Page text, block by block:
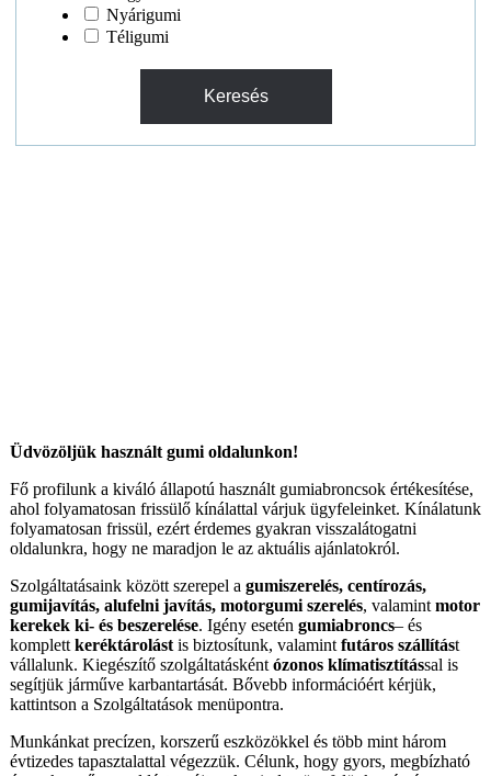
Nyárigumi
Téligumi
Üdvözöljük használt gumi oldalunkon!
Fő profilunk a kiváló állapotú használt gumiabroncsok értékesítése,
ahol folyamatosan frissülő kínálattal várjuk ügyfeleinket. Kínálatunk
folyamatosan frissül, ezért érdemes gyakran visszalátogatni
oldalunkra, hogy ne maradjon le az aktuális ajánlatokról.
Szolgáltatásaink között szerepel a gumiszerelés, centírozás,
gumijavítás, alufelni javítás, motorgumi szerelés, valamint motor
kerekek ki- és beszerelése. Igény esetén gumiabroncs– és
komplett keréktárolást is biztosítunk, valamint futáros szállítást
vállalunk. Kiegészítő szolgáltatásként ózonos klímatisztítással is
segítjük járműve karbantartását. Bővebb információért kérjük,
kattintson a Szolgáltatások menüpontra.
Munkánkat precízen, korszerű eszközökkel és több mint három
évtizedes tapasztalattal végezzük. Célunk, hogy gyors, megbízható